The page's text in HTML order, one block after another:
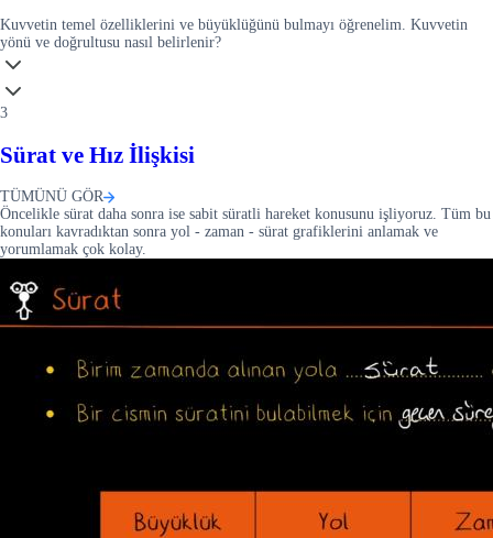
Kuvvetin temel özelliklerini ve büyüklüğünü bulmayı öğrenelim. Kuvvetin
yönü ve doğrultusu nasıl belirlenir?
3
Sürat ve Hız İlişkisi
TÜMÜNÜ GÖR
Öncelikle sürat daha sonra ise sabit süratli hareket konusunu işliyoruz. Tüm bu
konuları kavradıktan sonra yol - zaman - sürat grafiklerini anlamak ve
yorumlamak çok kolay.